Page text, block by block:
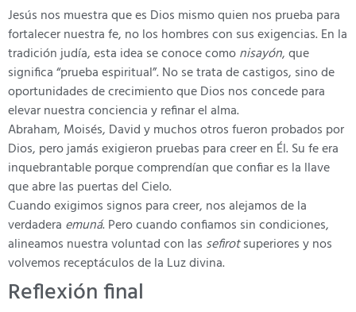
Jesús nos muestra que es Dios mismo quien nos prueba para
fortalecer nuestra fe, no los hombres con sus exigencias. En la
tradición judía, esta idea se conoce comonisayón, que
significa “prueba espiritual”. No se trata de castigos, sino de
oportunidades de crecimiento que Dios nos concede para
elevar nuestra conciencia y refinar el alma.
Abraham, Moisés, David y muchos otros fueron probados por
Dios, pero jamás exigieron pruebas para creer en Él. Su fe era
inquebrantable porque comprendían que confiar es la llave
que abre las puertas del Cielo.
Cuando exigimos signos para creer, nos alejamos de la
verdadera emuná. Pero cuando confiamos sin condiciones,
alineamos nuestra voluntad con las sefirotsuperiores y nos
volvemos receptáculos de la Luz divina.
Reflexión final